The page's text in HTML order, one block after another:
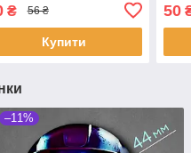
₴ 56 ₴
Купити
50
–11%